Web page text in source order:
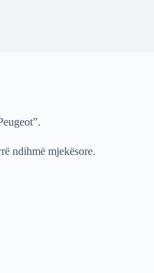
ndihmë mjekësore.